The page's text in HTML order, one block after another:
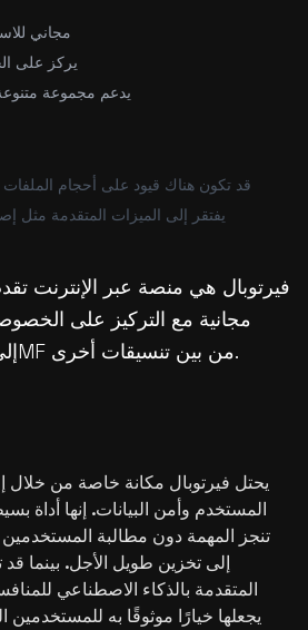
مجاني
يركز على
يدعم مجموعة
قد تكون هناك قيود على أحجام الملفات
يفتقر إلى الميزات المتقدمة مثل
فيرتوبال هي منصة عبر الإنترنت
مجانية مع التركيز على
تدعم تحويل FBX إلى 3MF من بين تنسيقات أخرى.
يحتل فيرتوبال مكانة خاصة من خلال
المستخدم وأمن البيانات. إنها أداة
تنجز المهمة دون مطالبة
إلى تخزين طويل الأجل. بينما قد
المتقدمة بالذكاء الاصطناعي
يجعلها خيارًا موثوقًا به